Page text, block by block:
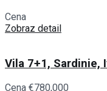
Cena
Zobraz detail
Vila 7+1, Sardinie,
Cena €780,000